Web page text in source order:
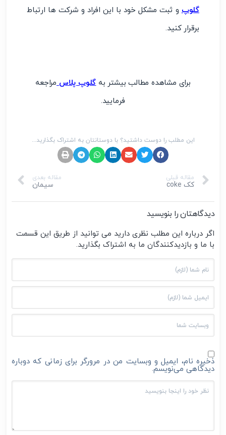
گلوپو ثبت مشکل خود با این افراد و شرکت ها ارتباط
برقرار کنید.
برای مشاهده مطالب بیشتر بهگلوپ پلاس مراجعه
فرمایید.
این مطلب را دوست داشتید؟ با دوستانتان به اشتراک بگذارید...
مقاله قبلی
کک coke
مقاله بعدی
سیمان
دیدگاهتان را بنویسید
اگر درباره این مطلب نظری دارید می توانید از طریق این قسمت
با ما و بازدیدکنندگان ما به اشتراک بگذارید.
ذخیره نام، ایمیل و وبسایت من در مرورگر برای زمانی که دوباره
دیدگاهی می‌نویسم.